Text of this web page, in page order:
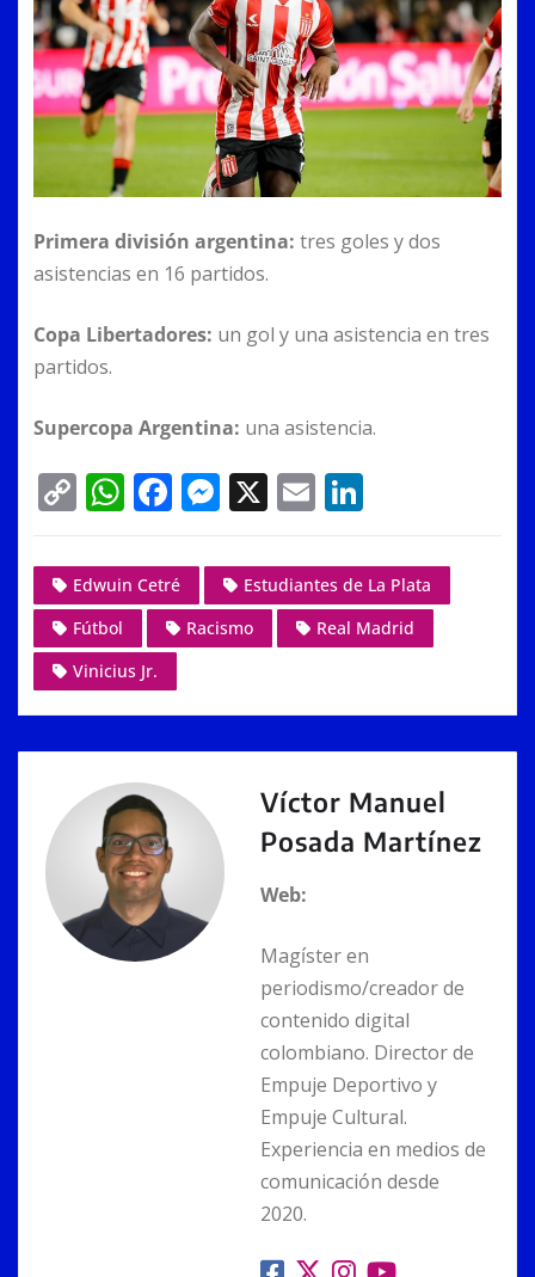
Primera división argentina: tres goles y dos
asistencias en 16 partidos.
Copa Libertadores: un gol y una asistencia en tres
partidos.
Supercopa Argentina: una asistencia.
C
p
y
Li
n
k
W
at
s
A
p
p
F
c
e
b
o
o
k
M
ss
e
n
er
X E
ai
l
k
e
dI
Edwuin Cetré
Estudiantes de La Plata
Fútbol
Racismo
Real Madrid
Vinicius Jr.
Víctor Manuel
Posada Martínez
Web:
Magíster en
periodismo/creador de
contenido digital
colombiano. Director de
Empuje Deportivo y
Empuje Cultural.
Experiencia en medios de
comunicación desde
2020.